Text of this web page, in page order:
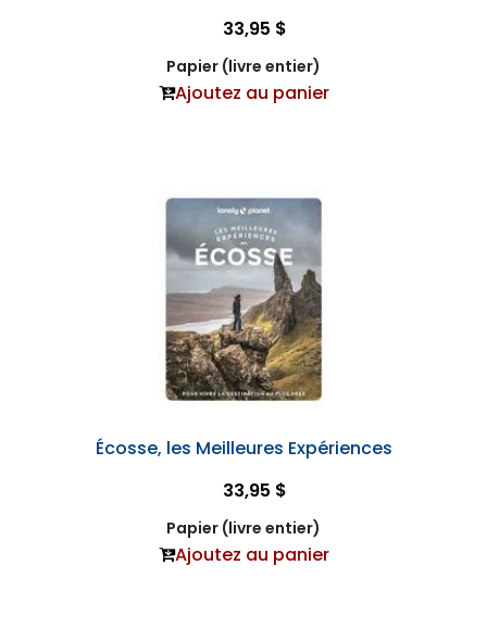
33,95 $
Papier (livre entier)
Ajoutez au panier
Écosse, les Meilleures Expériences
33,95 $
Papier (livre entier)
Ajoutez au panier